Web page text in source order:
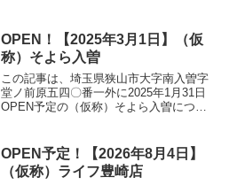
OPEN！【2025年3月1日】（仮
称）そよら入曽
この記事は、埼玉県狭山市大字南入曽字
堂ノ前原五四〇番一外に2025年1月31日
OPEN予定の（仮称）そよら入曽につい
OPEN予定！【2026年8月4日】
（仮称）ライフ豊崎店